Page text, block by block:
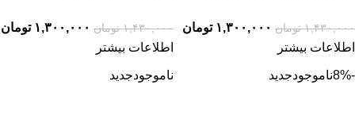
۱,۴۳۰,۰۰۰ تومان ۱,۳۰۰,۰۰۰ تومان
اطلاعات بیشتر
۱,۴۳۰,۰۰۰ تومان ۱,۳۰۰,۰۰۰ تومان
اطلاعات بیشتر
-8% ناموجودجدید ناموجودجدید